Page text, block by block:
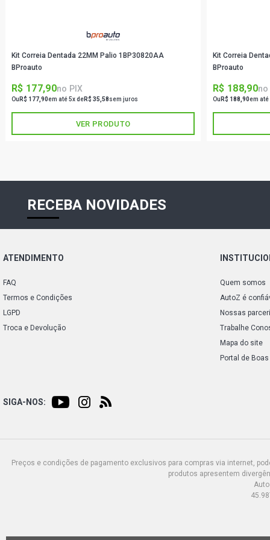
Kit Correia Dentada 22MM Palio 1BP30820AA
BProauto
R$ 177,90no PIX
Ou R$ 177,90em até 5x deR$ 35,58sem juros
VER PRODUTO
Kit Correia
BProauto
R$ 188,90no
Ou R$ 188,90em até
RECEBA NOVIDADES
ATENDIMENTO
FAQ
Termos e Condições
LGPD
Troca e Devolução
Quem somos
AutoZ é
Nossas
Trabalhe
Mapa do site
Portal de
SIGA-NOS:
Preços e condições de pagamento exclusivos para compras via internet,
produtos apresentem